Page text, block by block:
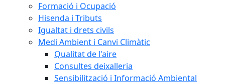
Formació i Ocupació
Hisenda i Tributs
Igualtat i drets civils
Medi Ambient i Canvi Climàtic
Qualitat de l'aire
Consultes deixalleria
Sensibilització i Informació Ambiental